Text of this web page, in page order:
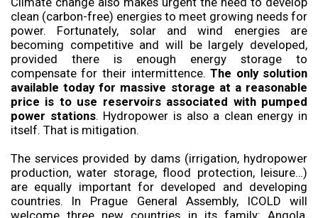
clean (carbon-free) energies to meet growing needs for
power. Fortunately, solar and wind energies are
becoming competitive and will be largely developed,
provided there is enough energy storage to
compensate for their intermittence.The only solution
available today for massive storage at a reasonable
price is to use reservoirs associated with pumped
power stations. Hydropower is also a clean energy in
itself. That is mitigation.
The services provided by dams (irrigation, hydropower
production, water storage, flood protection, leisure…)
are equally important for developed and developing
countries. In Prague General Assembly, ICOLD will
welcome three new countries in its family: Angola,